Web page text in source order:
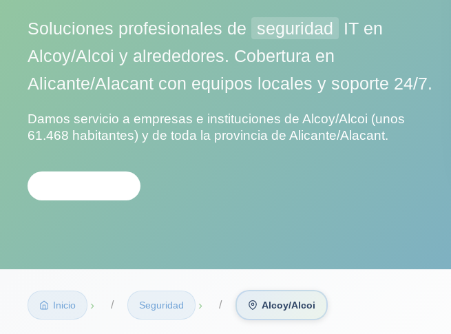
Soluciones profesionales de seguridad
IT en
Alcoy/Alcoi y alrededores. Cobertura en
Alicante/Alacant con equipos locales y soporte 24/7.
Damos servicio a empresas e instituciones de Alcoy/Alcoi (unos
61.468 habitantes) y de toda la provincia de Alicante/Alacant.
Inicio › Seguridad › Alcoy/Alcoi